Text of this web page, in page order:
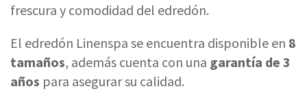
frescura y comodidad del edredón.
El edredón Linenspa se encuentra disponible en 8
tamaños, además cuenta con una garantía de 3
años para asegurar su calidad.